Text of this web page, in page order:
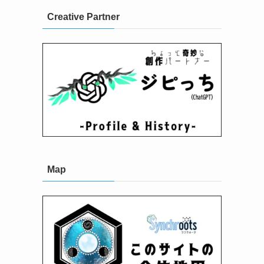
Creative Partner
Map